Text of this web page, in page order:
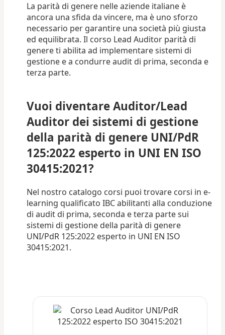
La parità di genere nelle aziende italiane è
ancora una sfida da vincere, ma è uno sforzo
necessario per garantire una società più giusta
ed equilibrata. Il corso Lead Auditor parità di
genere ti abilita ad implementare sistemi di
gestione e a condurre audit di prima, seconda e
terza parte.
Vuoi diventare Auditor/Lead
Auditor dei sistemi di gestione
della parità di genere UNI/PdR
125:2022 esperto in UNI EN ISO
30415:2021?
Nel nostro catalogo corsi puoi trovare corsi in e-
learning qualificato IBC abilitanti alla conduzione
di audit di prima, seconda e terza parte sui
sistemi di gestione della parità di genere
UNI/PdR 125:2022 esperto in UNI EN ISO
30415:2021.